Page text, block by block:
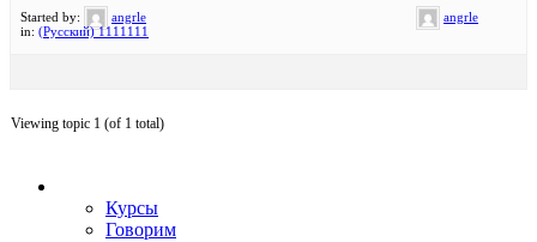
Started by:
angrle
in: (Русский) 1111111
angrle
Viewing topic 1 (of 1 total)
Курсы
Говорим